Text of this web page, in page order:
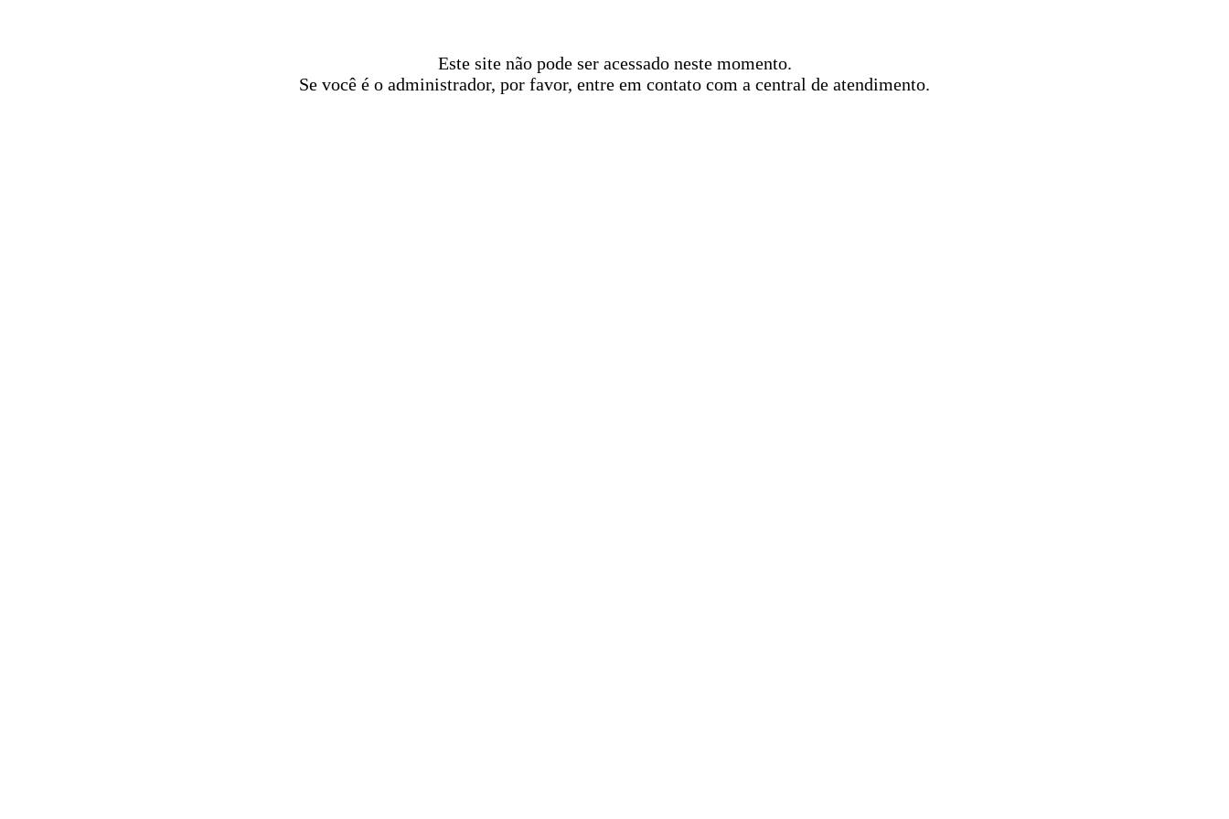
Este site não pode ser acessado neste momento.
Se você é o administrador, por favor, entre em contato com a central de atendimento.